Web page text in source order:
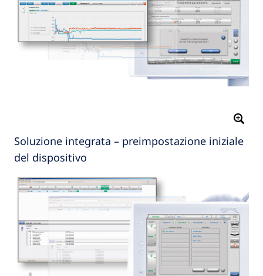
Soluzione integrata – preimpostazione iniziale
del dispositivo